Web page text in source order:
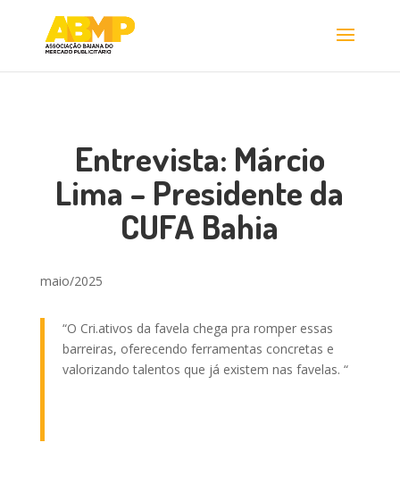
Entrevista: Márcio
Lima – Presidente da
CUFA Bahia
maio/2025
“O Cri.ativos da favela chega pra romper essas
barreiras, oferecendo ferramentas concretas e
valorizando talentos que já existem nas favelas. “